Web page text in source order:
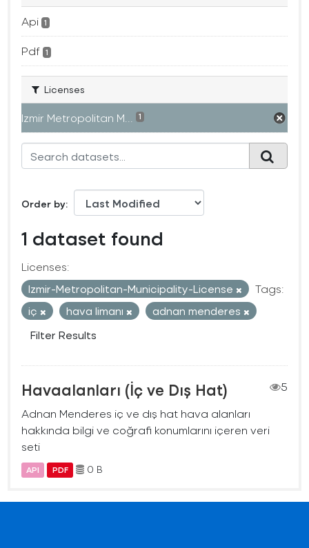
Api 1
Pdf 1
Licenses
Izmir Metropolitan M... 1
Order by
1 dataset found
Licenses:
Izmir-Metropolitan-Municipality-License
Tags:
iç
hava limanı
adnan menderes
Filter Results
Havaalanları (İç ve Dış Hat)
5
Adnan Menderes iç ve dış hat hava alanları
hakkında bilgi ve coğrafi konumlarını içeren veri
seti
API PDF 0 B